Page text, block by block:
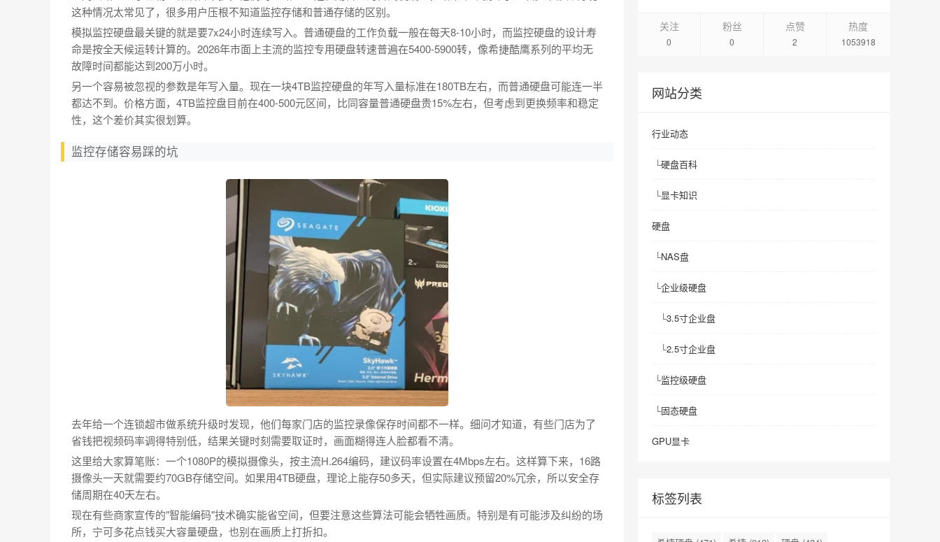
这种情况太常见了，很多用户压根不知道监控存储和普通存储的区别。
模拟监控硬盘最关键的就是要7x24小时连续写入。普通硬盘的工作负载一般在每天8-10小时，而监控硬盘的设计寿
命是按全天候运转计算的。2026年市面上主流的监控专用硬盘转速普遍在5400-5900转，像希捷酷鹰系列的平均无
故障时间都能达到200万小时。
另一个容易被忽视的参数是年写入量。现在一块4TB监控硬盘的年写入量标准在180TB左右，而普通硬盘可能连一半
都达不到。价格方面，4TB监控盘目前在400-500元区间，比同容量普通硬盘贵15%左右，但考虑到更换频率和稳定
性，这个差价其实很划算。
监控存储容易踩的坑
去年给一个连锁超市做系统升级时发现，他们每家门店的监控录像保存时间都不一样。细问才知道，有些门店为了
省钱把视频码率调得特别低，结果关键时刻需要取证时，画面糊得连人脸都看不清。
这里给大家算笔账：一个1080P的模拟摄像头，按主流H.264编码，建议码率设置在4Mbps左右。这样算下来，16路
摄像头一天就需要约70GB存储空间。如果用4TB硬盘，理论上能存50多天，但实际建议预留20%冗余，所以安全存
储周期在40天左右。
现在有些商家宣传的"智能编码"技术确实能省空间，但要注意这些算法可能会牺牲画质。特别是有可能涉及纠纷的场
所，宁可多花点钱买大容量硬盘，也别在画质上打折扣。
关注
0
粉丝
0
点赞
2
热度
1053918
网站分类
行业动态
└硬盘百科
└显卡知识
硬盘
└NAS盘
└企业级硬盘
└3.5寸企业盘
└2.5寸企业盘
└监控级硬盘
└固态硬盘
GPU显卡
标签列表